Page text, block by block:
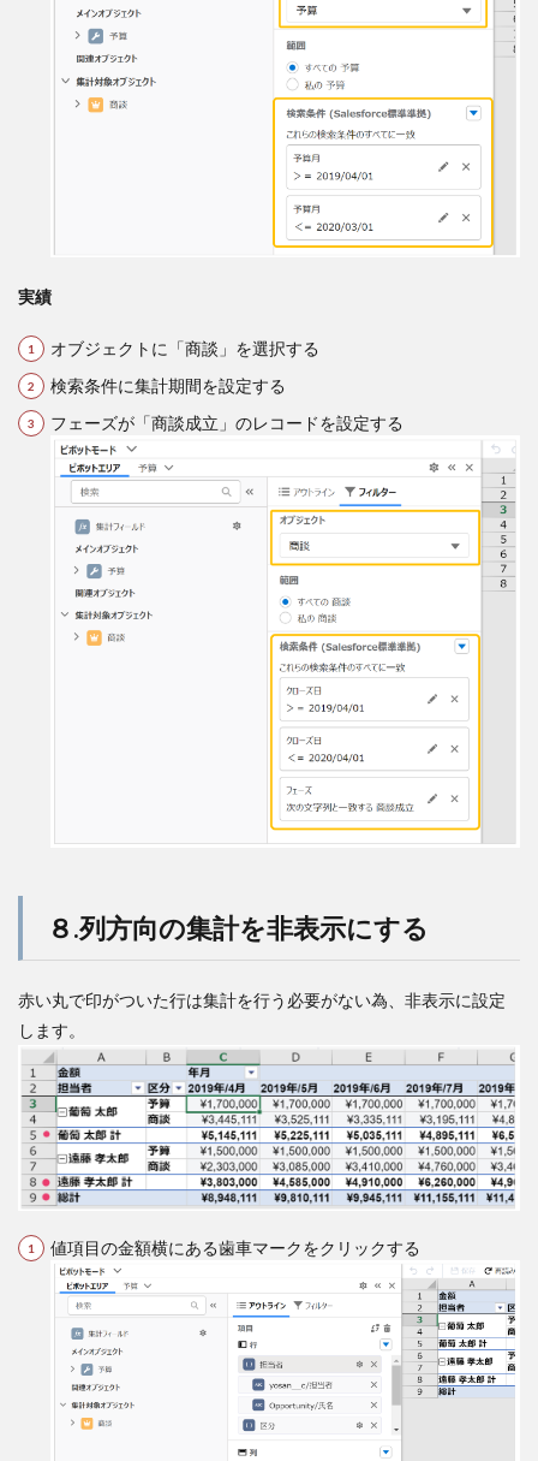
実績
オブジェクトに「商談」を選択する
検索条件に集計期間を設定する
フェーズが「商談成立」のレコードを設定する
８.列方向の集計を非表示にする
赤い丸で印がついた行は集計を行う必要がない為、非表示に設定
します。
値項目の金額横にある歯車マークをクリックする